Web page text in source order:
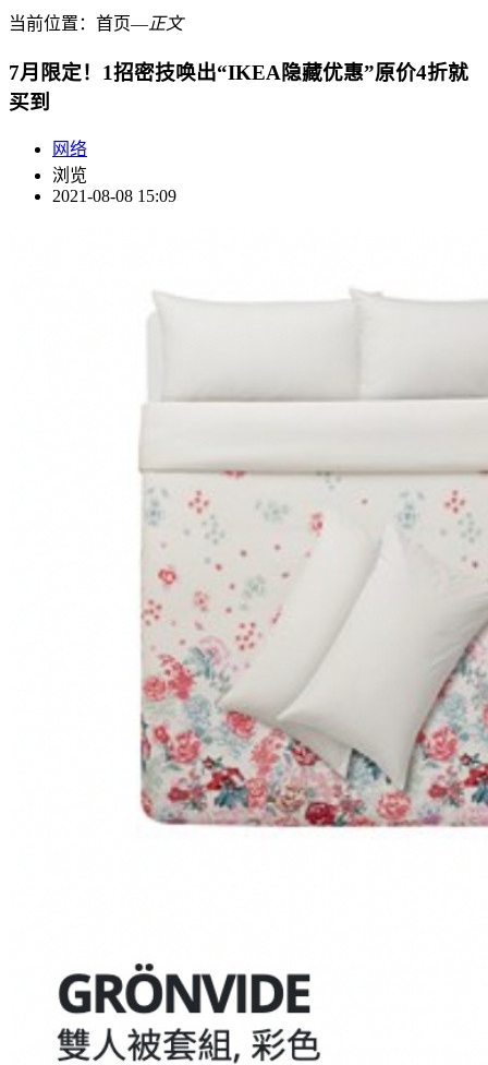
当前位置： 首页―正文
7月限定！1招密技唤出“IKEA隐藏优惠”原价4折就
买到
网络
浏览
2021-08-08 15:09